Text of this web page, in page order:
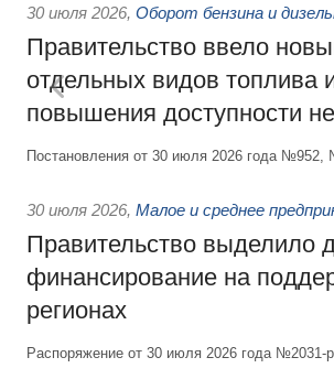
30 июля 2026, Оборот бензина и
Правительство ввело
отдельных видов топлива
повышения доступности
Постановления от 30 июля 2026 года
30 июля 2026, Малое и среднее
Правительство выделило
финансирование на
регионах
Распоряжение от 30 июля 2026 года №2031-р